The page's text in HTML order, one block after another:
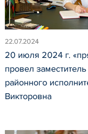
22.07.2024
20 июля 2024 г.
провел
районного
Викторовна